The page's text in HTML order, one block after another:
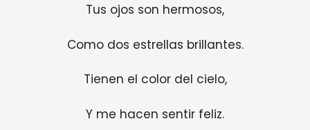
Tus ojos son hermosos,
Como dos estrellas brillantes.
Tienen el color del cielo,
Y me hacen sentir feliz.